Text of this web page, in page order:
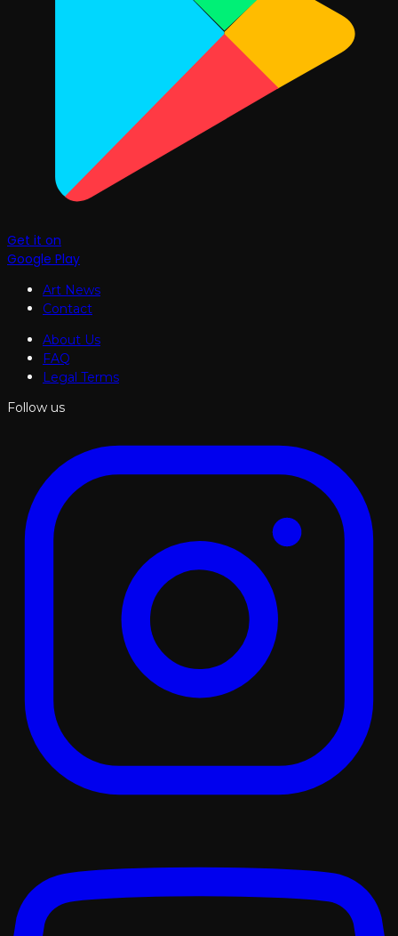
Get it on
Google Play
Art News
Contact
About Us
FAQ
Legal Terms
Follow us